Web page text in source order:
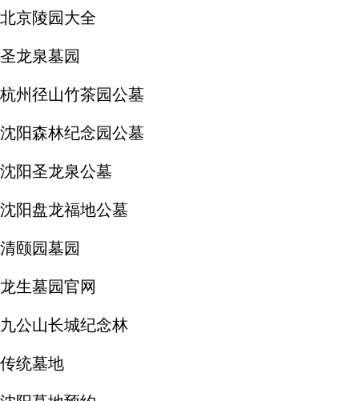
北京陵园大全
圣龙泉墓园
杭州径山竹茶园公墓
沈阳森林纪念园公墓
沈阳圣龙泉公墓
沈阳盘龙福地公墓
清颐园墓园
龙生墓园官网
九公山长城纪念林
传统墓地